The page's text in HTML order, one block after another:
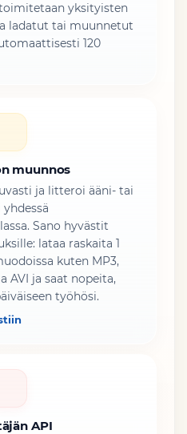
yksityisten
ladatut tai muunnetut
120
muunnos
ja litteroi ääni- tai
Sano hyvästit
lataa raskaita 1
kuten MP3,
AVI ja saat nopeita,
työhösi.
API